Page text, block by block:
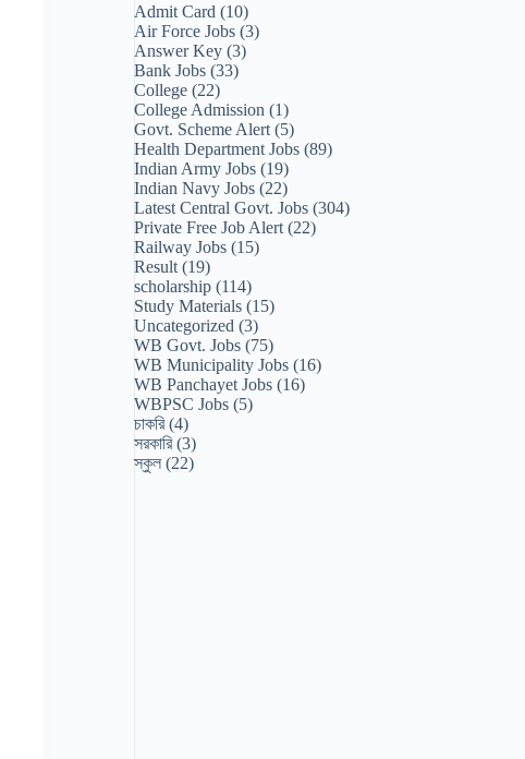
Admit Card (10)
Air Force Jobs (3)
Answer Key (3)
Bank Jobs (33)
College (22)
College Admission (1)
Govt. Scheme Alert (5)
Health Department Jobs (89)
Indian Army Jobs (19)
Indian Navy Jobs (22)
Latest Central Govt. Jobs (304)
Private Free Job Alert (22)
Railway Jobs (15)
Result (19)
scholarship (114)
Study Materials (15)
Uncategorized (3)
WB Govt. Jobs (75)
WB Municipality Jobs (16)
WB Panchayet Jobs (16)
WBPSC Jobs (5)
চাকরি(4)
সরকারি(3)
স্কুল (22)